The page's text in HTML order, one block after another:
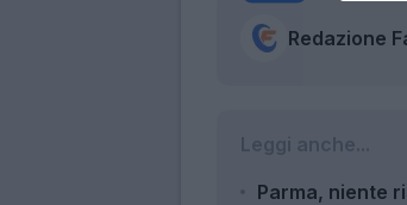
Redazione
Parma, niente